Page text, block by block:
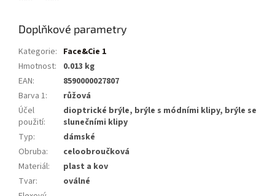
Doplňkové parametry
Kategorie: Face&Cie 1
Hmotnost:
0.013 kg
EAN:
8590000027807
Barva 1:
růžová
Účel
použití:
dioptrické brýle, brýle s módními klipy, brýle se
slunečními klipy
Typ:
dámské
Obruba:
celoobroučková
Materiál:
plast a kov
Tvar:
oválné